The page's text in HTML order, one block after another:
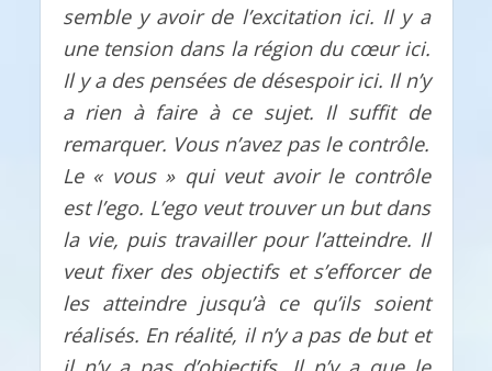
semble y avoir de l’excitation ici. Il y a
une tension dans la région du cœur ici.
Il y a des pensées de désespoir ici. Il n’y
a rien à faire à ce sujet. Il suffit de
remarquer. Vous n’avez pas le contrôle.
Le « vous » qui veut avoir le contrôle
est l’ego. L’ego veut trouver un but dans
la vie, puis travailler pour l’atteindre. Il
veut fixer des objectifs et s’efforcer de
les atteindre jusqu’à ce qu’ils soient
réalisés. En réalité, il n’y a pas de but et